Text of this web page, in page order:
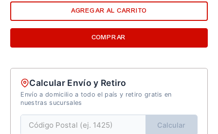
AGREGAR AL CARRITO
COMPRAR
Calcular Envío y Retiro
Envío a domicilio a todo el país y retiro gratis en
nuestras sucursales
Calcular